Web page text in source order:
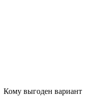
Кому выгоден вариант